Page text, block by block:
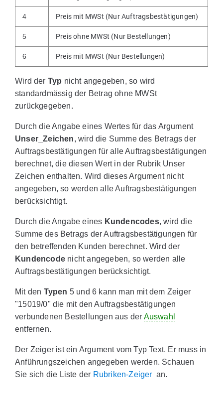
4 Preis mit MWSt (Nur Auftragsbestätigungen)
5 Preis ohne MWSt (Nur Bestellungen)
6 Preis mit MWSt (Nur Bestellungen)
Wird der Typ nicht angegeben, so wird
standardmässig der Betrag ohne MWSt
zurückgegeben.
Durch die Angabe eines Wertes für das Argument
Unser_Zeichen, wird die Summe des Betrags der
Auftragsbestätigungen für alle Auftragsbestätigungen
berechnet, die diesen Wert in der Rubrik Unser
Zeichen enthalten. Wird dieses Argument nicht
angegeben, so werden alle Auftragsbestätigungen
berücksichtigt.
Durch die Angabe eines Kundencodes, wird die
Summe des Betrags der Auftragsbestätigungen für
den betreffenden Kunden berechnet. Wird der
Kundencode nicht angegeben, so werden alle
Auftragsbestätigungen berücksichtigt.
Mit den Typen 5 und 6 kann man mit dem Zeiger
"15019/0" die mit den Auftragsbestätigungen
verbundenen Bestellungen aus der Auswahl
entfernen.
Der Zeiger ist ein Argument vom Typ Text. Er muss in
Anführungszeichen angegeben werden. Schauen
Sie sich die Liste der Rubriken-Zeiger an.